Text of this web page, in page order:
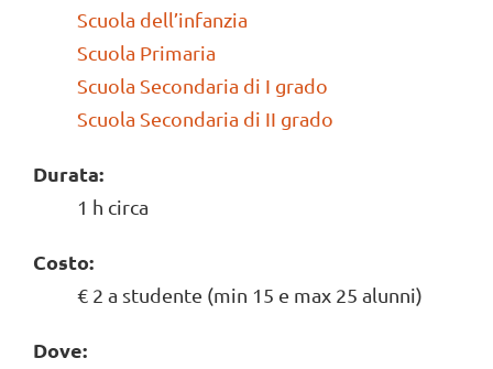
Scuola dell’infanzia
Scuola Primaria
Scuola Secondaria di I grado
Scuola Secondaria di II grado
Durata:
1 h circa
Costo:
€ 2 a studente (min 15 e max 25 alunni)
Dove: